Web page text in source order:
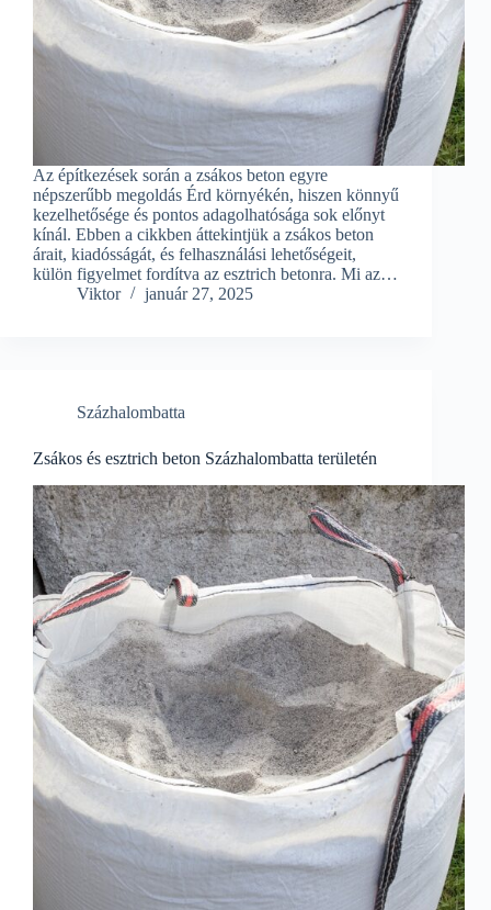
Az építkezések során a zsákos beton egyre
népszerűbb megoldás Érd környékén, hiszen könnyű
kezelhetősége és pontos adagolhatósága sok előnyt
kínál. Ebben a cikkben áttekintjük a zsákos beton
árait, kiadósságát, és felhasználási lehetőségeit,
külön figyelmet fordítva az esztrich betonra. Mi az…
Viktor
január 27, 2025
Százhalombatta
Zsákos és esztrich beton Százhalombatta területén